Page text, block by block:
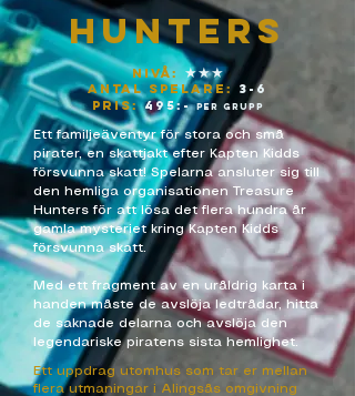
Hunters
Nivå: ★★★
ANTAL SPELARE:3-6
pris:495:-per grupp
Ett familjeäventyr för stora och små
pirater, en skattjakt efter Kapten Kidds
försvunna skatt! Spelarna ansluter sig till
den hemliga organisationen Treasure
Hunters för att lösa det flera hundra år
gamla mysteriet kring Kapten Kidds
försvunna skatt.
Med ett fragment av en uråldrig karta i
handen måste de avslöja ledtrådar, hitta
de saknade delarna och avslöja den
legendariske piratens sista hemlighet.
Ett uppdrag utomhus som tar er mellan
flera utmaningar i Alingsås omgivning